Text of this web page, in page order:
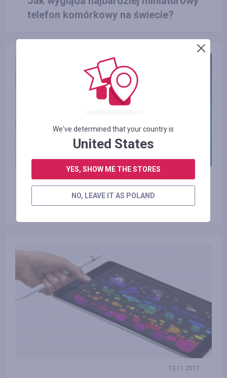
telefon komórkowy na świecie?
Intel odłożył produkcję nowych
procesorów
13.11.2017
We've determined that your country is
United States
YES, SHOW ME THE STORES
NO, LEAVE IT AS POLAND